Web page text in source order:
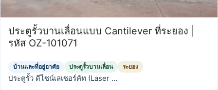
ประตูรั้วบานเลื่อนแบบ Cantilever ที่ระยอง |
รหัส OZ-101071
บ้านและที่อยู่อาศัย ประตูรั้วบานเลื่อน ระยอง
ประตูรั้ว ดีไซน์เลเซอร์คัท (Laser …